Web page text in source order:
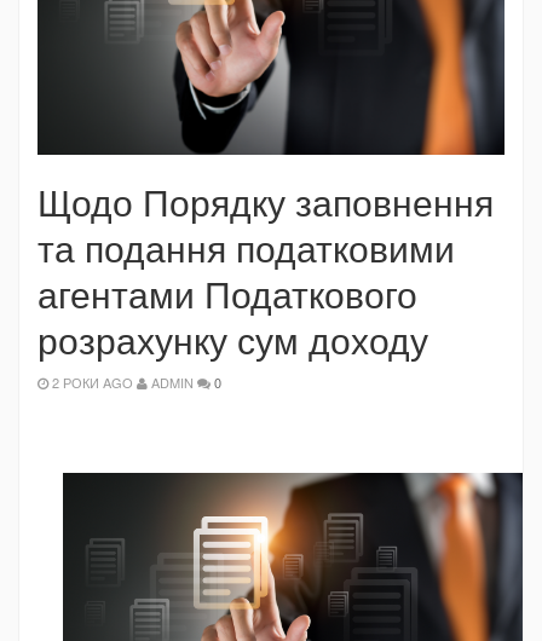
Щодо Порядку заповнення
та подання податковими
агентами Податкового
розрахунку сум доходу
2 РОКИ AGO ADMIN 0